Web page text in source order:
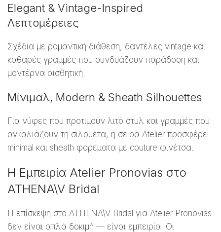
Elegant & Vintage-Inspired
Λεπτομέρειες
Σχέδια με ρομαντική διάθεση, δαντέλες vintage και
καθαρές γραμμές που συνδυάζουν παράδοση και
μοντέρνα αισθητική.
Μίνιμαλ, Modern & Sheath Silhouettes
Για νύφες που προτιμούν λιτό στυλ και γραμμές που
αγκαλιάζουν τη σιλουέτα, η σειρά Atelier προσφέρει
minimal και sheath φορέματα με couture φινέτσα.
Η Εμπειρία Atelier Pronovias στο
ATHENA\V Bridal
Η επίσκεψη στο ATHENA\V Bridal για Atelier Pronovias
δεν είναι απλά δοκιμή — είναι εμπειρία. Οι